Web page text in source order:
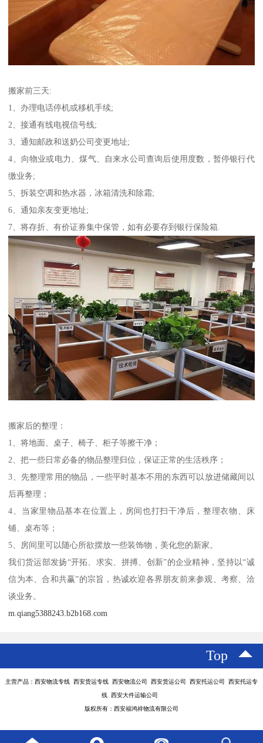
搬家前三天:
1、办理电话停机或移机手续;
2、接通有线电视信号线;
3、通知邮政和送奶公司变更地址;
4、向物业或电力、煤气、自来水公司查询后使用度数，暂停银行代
缴业务;
5、拆装空调和热水器，冰箱清洗和除霜;
6、通知亲友变更地址;
7、将存折、有价证券集中保管，如有必要存到银行保险箱.
搬家后的整理：
1、将地面、桌子、椅子、柜子等擦干净；
2、把一些日常必备的物品整理归位，保证正常的生活秩序；
3、先整理常用的物品，一些平时基本不用的东西可以放进储藏间以
后再整理；
4、当家里物品基本在位置上，房间也打扫干净后，整理衣物、床
铺、桌布等；
5、房间里可以随心所欲摆放一些装饰物，美化您的新家。
我们货运部发扬“开拓、求实、拼搏、创新”的企业精神，坚持以“诚
信为本、合和共赢”的宗旨，热诚欢迎各界朋友前来参观、考察、洽
谈业务。
m.qiang5388243.b2b168.com
Top
主营产品：西安物流专线 西安货运专线 西安物流公司 西安货运公司 西安托运公司 西安托运专
线 西安大件运输公司
版权所有：西安福鸿祥物流有限公司